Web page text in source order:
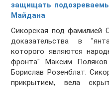
защищать
Майдана
Сикорская под фамилией
доказательства в
которого являются
фронта" Максим
Борислав Розенблат.
прикрытием, вела